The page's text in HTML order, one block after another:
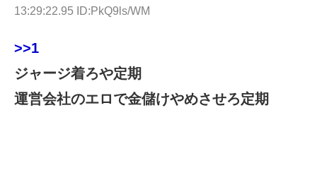
13:29:22.95 ID:PkQ9ls/WM
>>1
ジャージ着ろや定期
運営会社のエロで金儲けやめさせろ定期